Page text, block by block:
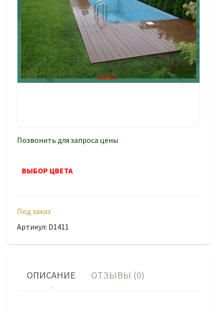
Позвонить для запроса цены
ВЫБОР ЦВЕТА
Под заказ
Артикул: D1411
ОПИСАНИЕ ОТЗЫВЫ (0)